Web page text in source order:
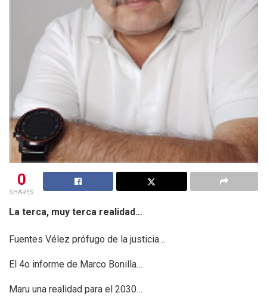
0
SHARES
La terca, muy terca realidad…
Fuentes Vélez prófugo de la justicia…
El 4o informe de Marco Bonilla…
Maru una realidad para el 2030…